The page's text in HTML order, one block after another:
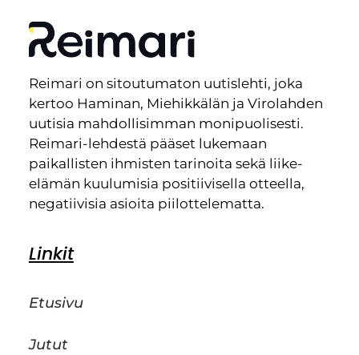
Reimari on sitoutumaton uutislehti, joka
kertoo Haminan, Miehikkälän ja Virolahden
uutisia mahdollisimman monipuolisesti.
Reimari-lehdestä pääset lukemaan
paikallisten ihmisten tarinoita sekä liike-
elämän kuulumisia positiivisella otteella,
negatiivisia asioita piilottelematta.
Linkit
Etusivu
Jutut